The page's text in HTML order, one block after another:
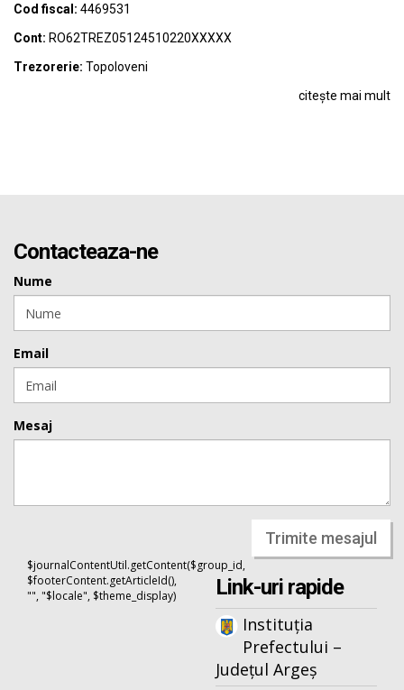
Cod fiscal: 4469531
Cont: RO62TREZ05124510220XXXXX
Trezorerie: Topoloveni
citește mai mult
Contacteaza-ne
Nume
Email
Mesaj
Trimite mesajul
$journalContentUtil.getContent($group_id,
$footerContent.getArticleId(),
"", "$locale", $theme_display)
Link-uri rapide
Instituția
Prefectului –
Județul Argeș